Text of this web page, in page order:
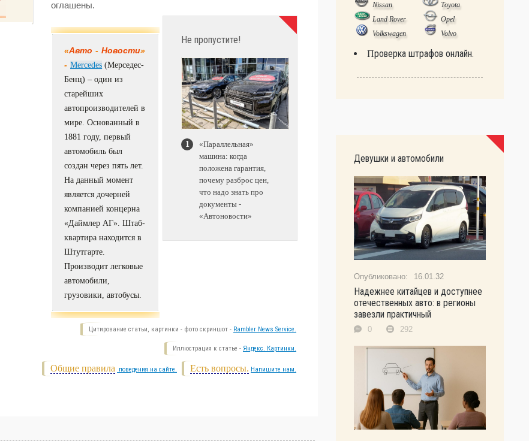
оглашены.
Не пропустите!
«Параллельная»
машина: когда
положена гарантия,
почему разброс цен,
что надо знать про
документы -
«Автоновости»
«Авто -Новости»
-Mercedes (Мерседес-
Бенц) – один из
старейших
автопроизводителей в
мире. Основанный в
1881 году, первый
автомобиль был
создан через пять лет.
На данный момент
является дочерней
компанией концерна
«Даймлер АГ». Штаб-
квартира находится в
Штутгарте.
Производит легковые
автомобили,
грузовики, автобусы.
Цитирование статьи, картинки - фото скриншот - Rambler News Service.
Иллюстрация к статье - Яндекс. Картинки.
Есть вопросы. Напишите нам.
Общие правила поведения на сайте.
Nissan
Toyota
Land Rover
Opel
Volkswagen
Volvo
Проверка штрафов онлайн.
Девушки и автомобили
16.01.32
Надежнее китайцев и доступнее
отечественных авто: в регионы
завезли практичный
0 292